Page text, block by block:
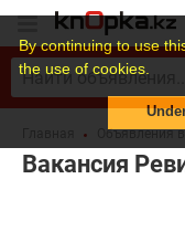
By continuing to use
the use of cookies.
Объявления
Вакансия